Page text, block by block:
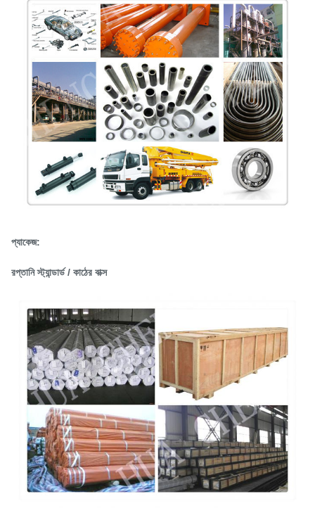
প্যাকেজ:
রপ্তানি স্ট্যান্ডার্ড / কাঠের বাক্স